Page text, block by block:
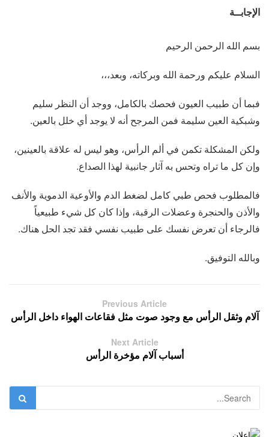
الإجابــة
بسم الله الرحمن الرحيم
السلام عليكم ورحمة الله وبركاته، وبعد،،،
فبما أن طبيب العيون فحصك بالكامل، ووجد أن النظر سليم
وشبكية العين سليمة فمن المرجح أنه لا يوجد أي خلل بالعين.
ولكن المشكلة تكمن في ألم الرأس، وهو ليس له علاقة بالعينين،
وإن كل ما تراه وتحس به آثار جانبية لهذا الصداع.
فالمطلوب فحص طبي كامل لضغط الدم والأوعية الدموية والأنف
والأذن والحنجرة وعضلات الرقبة، وإذا كان كل شيء طبيعياً
فالرجاء أن تعرض نفسك على طبيب نفسي فقد تجد الحل هناك.
وبالله التوفيق.
Previous Article
آلام وثقل الرأس مع وجود صوت مثل فقاعات الهواء داخل الرأس
Next Article
أسباب آلام مؤخرة الرأس